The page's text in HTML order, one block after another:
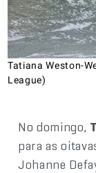
Tatiana Weston-
League)
No domingo,
para as
Johanne